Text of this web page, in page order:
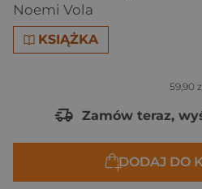
Noemi Vola
KSIĄŻKA
59,90
Zamów teraz,
DODAJ DO